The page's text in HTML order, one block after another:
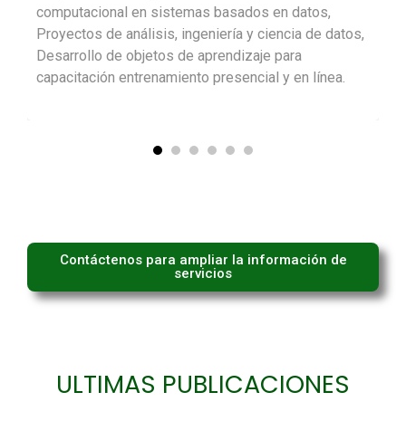
computacional en sistemas basados en datos,
Proyectos de análisis, ingeniería y ciencia de datos,
Desarrollo de objetos de aprendizaje para
capacitación entrenamiento presencial y en línea.
Contáctenos para ampliar la información de
servicios
ULTIMAS PUBLICACIONES